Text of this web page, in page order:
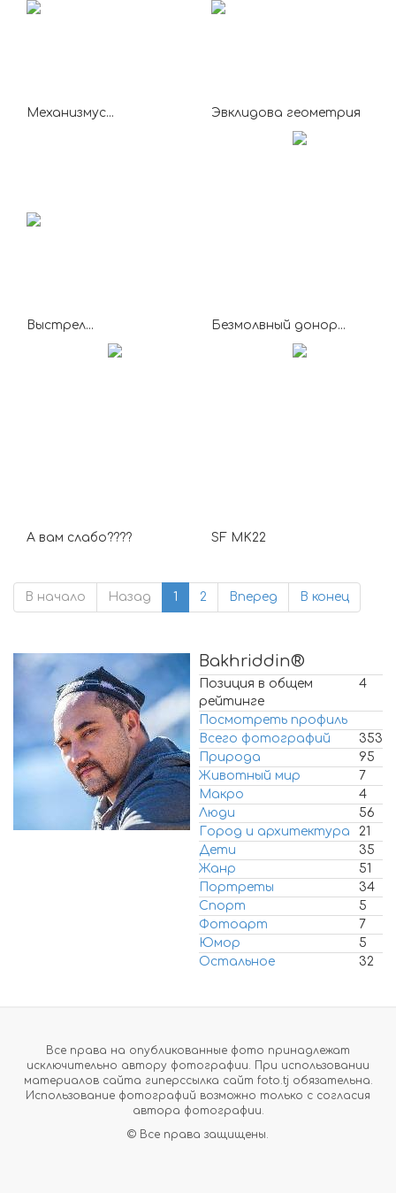
Механизмус... Эвклидова геометрия
Выстрел... Безмолвный донор...
А вам слабо???? SF MK22
В начало Назад 1 2 Вперед В конец
Bakhriddin®
Позиция в общем
рейтинге
4
Посмотреть профиль
Всего фотографий
353
Природа
95
Животный мир
7
Макро
4
Люди
56
Город и архитектура
21
Дети
35
Жанр
51
Портреты
34
Спорт
5
Фотоарт
7
Юмор
5
Остальное
32
Все права на опубликованные фото принадлежат
исключительно автору фотографии. При использовании
материалов сайта гиперссылка сайт foto.tj обязательна.
Использование фотографий возможно только с согласия
автора фотографии.
© Все права защищены.